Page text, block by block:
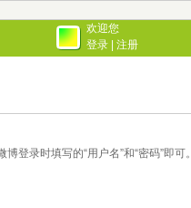
欢迎您
登录
注册
录时填写的“用户名”和“密码”即可。